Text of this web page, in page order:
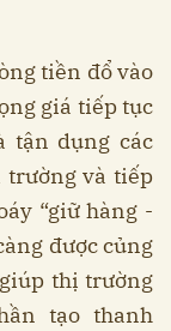
tiền đổ vào
giá tiếp tục
tận dụng các
trường và tiếp
“giữ hàng -
được củng
thị trường
tạo thanh